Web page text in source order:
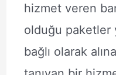
hizmet veren
olduğu paketler
bağlı olarak